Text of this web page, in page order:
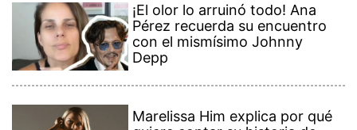
¡El olor lo arruinó todo! Ana
Pérez recuerda su encuentro
con el mismísimo Johnny
Depp
Marelissa Him explica por qué